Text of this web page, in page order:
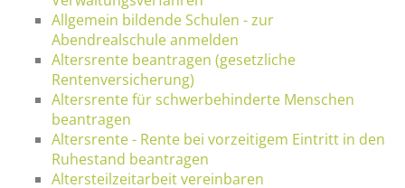
Allgemein bildende Schulen - zur
Abendrealschule anmelden
Altersrente beantragen (gesetzliche
Rentenversicherung)
Altersrente für schwerbehinderte Menschen
beantragen
Altersrente - Rente bei vorzeitigem Eintritt in den
Ruhestand beantragen
Altersteilzeitarbeit vereinbaren